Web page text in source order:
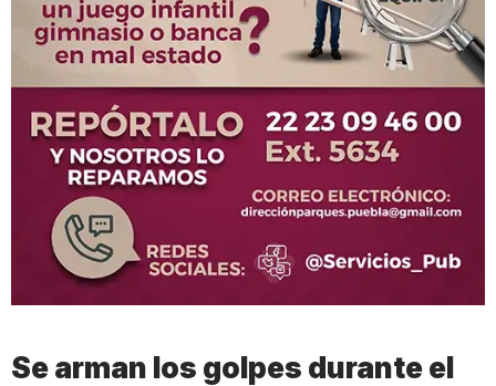
Se arman los golpes durante el